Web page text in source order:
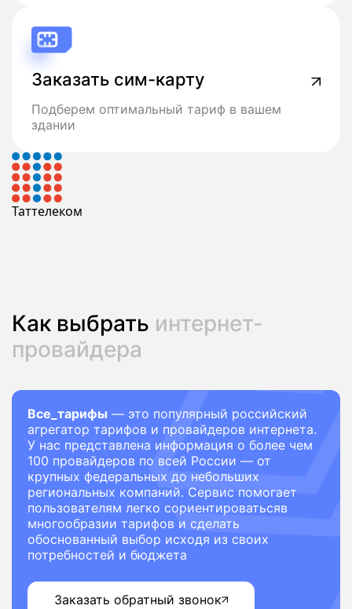
Заказать сим-карту
Подберем оптимальный тариф в вашем
здании
Таттелеком
Как выбрать интернет-
провайдера
Все_тарифы — это популярный российский
агрегатор тарифов и провайдеров интернета.
У нас представлена информация о более чем
100 провайдеров по всей России — от
крупных федеральных до небольших
региональных компаний. Сервис помогает
пользователям легко сориентироватьсяв
многообразии тарифов и сделать
обоснованный выбор исходя из своих
потребностей и бюджета
Заказать обратный звонок